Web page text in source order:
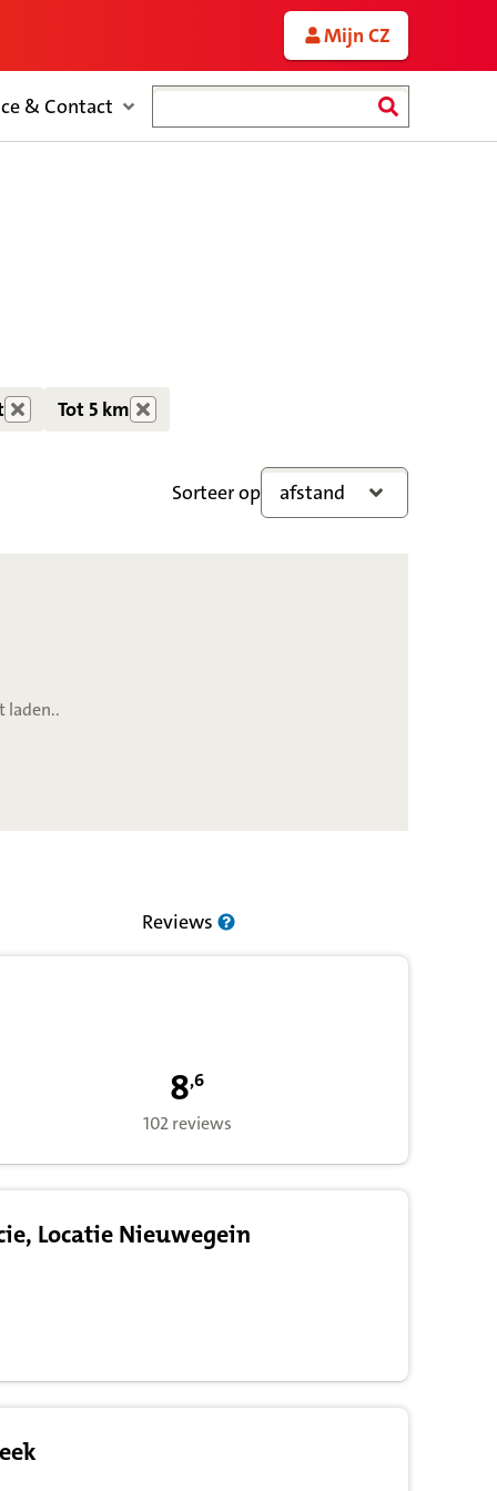
Mijn CZ
& Contact
Tot 5 km
laden..
Sorteer op afstand
Reviews
8,6 op basis van 102 waarderingen voor
8,6
102 reviews
Locatie Nieuwegein